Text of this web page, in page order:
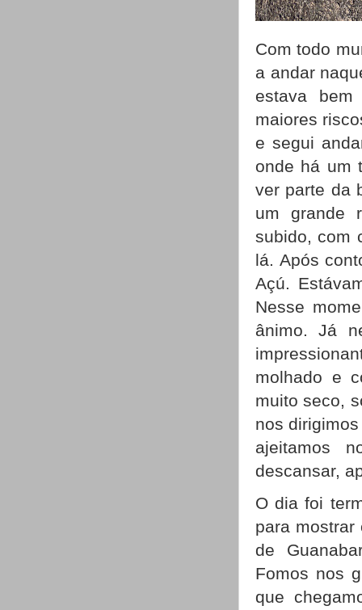
Com todo
a andar
estava
maiores
e segui
onde há um
ver parte da
um grande
subido, com
lá. Após
Açú.
Nesse
ânimo. Já
molhado e
muito seco,
nos
ajeitamos
descansar,
O dia foi
para
de
Fomos nos
que